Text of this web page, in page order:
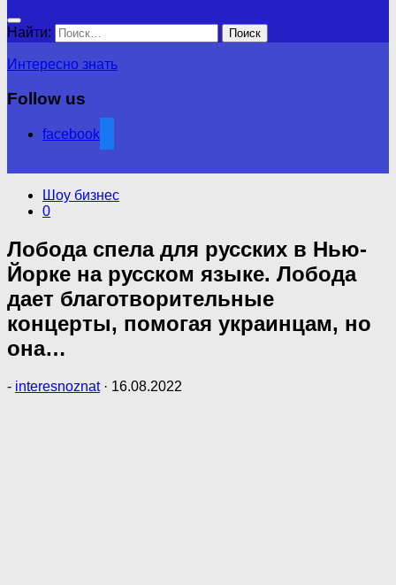
Найти:
Интересно знать
Follow us
facebook
Шоу бизнес
0
Лобода спела для русских в Нью-
Йорке на русском языке. Лобода
дает благотворительные
концерты, помогая украинцам, но
она…
- interesnoznat · 16.08.2022